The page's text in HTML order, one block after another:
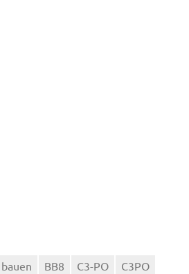
bauen BB8 C3-PO
C3PO